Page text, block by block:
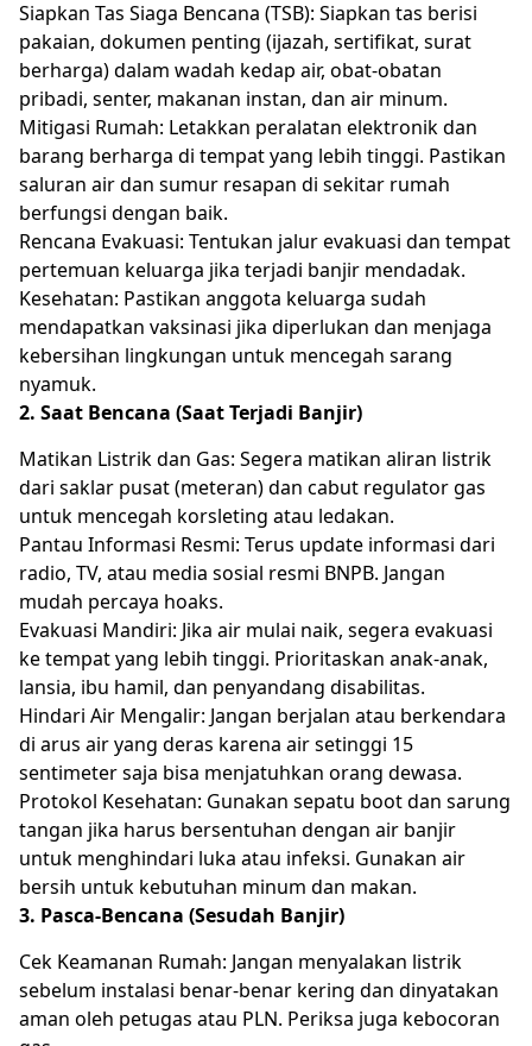
Siapkan Tas Siaga Bencana (TSB): Siapkan tas berisi
pakaian, dokumen penting (ijazah, sertifikat, surat
berharga) dalam wadah kedap air, obat-obatan
pribadi, senter, makanan instan, dan air minum.
Mitigasi Rumah: Letakkan peralatan elektronik dan
barang berharga di tempat yang lebih tinggi. Pastikan
saluran air dan sumur resapan di sekitar rumah
berfungsi dengan baik.
Rencana Evakuasi: Tentukan jalur evakuasi dan tempat
pertemuan keluarga jika terjadi banjir mendadak.
Kesehatan: Pastikan anggota keluarga sudah
mendapatkan vaksinasi jika diperlukan dan menjaga
kebersihan lingkungan untuk mencegah sarang
nyamuk.
2. Saat Bencana (Saat Terjadi Banjir)
Matikan Listrik dan Gas: Segera matikan aliran listrik
dari saklar pusat (meteran) dan cabut regulator gas
untuk mencegah korsleting atau ledakan.
Pantau Informasi Resmi: Terus update informasi dari
radio, TV, atau media sosial resmi BNPB. Jangan
mudah percaya hoaks.
Evakuasi Mandiri: Jika air mulai naik, segera evakuasi
ke tempat yang lebih tinggi. Prioritaskan anak-anak,
lansia, ibu hamil, dan penyandang disabilitas.
Hindari Air Mengalir: Jangan berjalan atau berkendara
di arus air yang deras karena air setinggi 15
sentimeter saja bisa menjatuhkan orang dewasa.
Protokol Kesehatan: Gunakan sepatu boot dan sarung
tangan jika harus bersentuhan dengan air banjir
untuk menghindari luka atau infeksi. Gunakan air
bersih untuk kebutuhan minum dan makan.
3. Pasca-Bencana (Sesudah Banjir)
Cek Keamanan Rumah: Jangan menyalakan listrik
sebelum instalasi benar-benar kering dan dinyatakan
aman oleh petugas atau PLN. Periksa juga kebocoran